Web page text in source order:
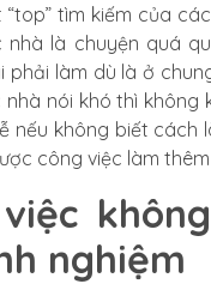
tìm kiếm của
nhà là chuyện quá
phải làm dù là ở
nhà nói khó thì không
nếu không biết cách
công việc làm
việc
nghiệm